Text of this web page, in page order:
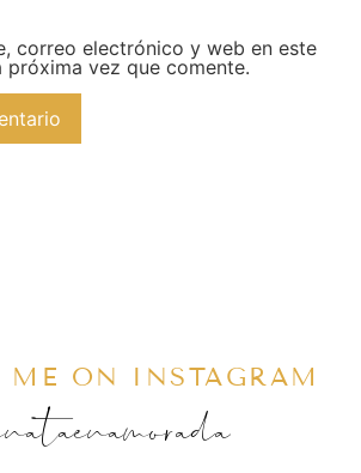
correo electrónico y web en este
próxima vez que comente.
ME ON INSTAGRAM